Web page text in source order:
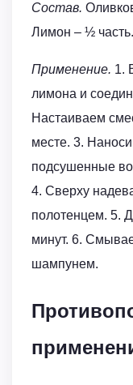
Состав.
Лимон – ½ часть.
Применение. 1.
лимона и
Настаиваем
месте. 3.
подсушенные
4. Сверху
полотенцем. 5.
минут. 6.
шампунем.